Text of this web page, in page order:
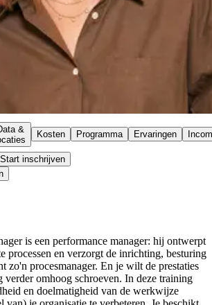
&
Kosten Programma Ervaringen
Start inschrijven
is een performance manager: hij ontwerpt
processen en verzorgt de inrichting, besturing
zo'n procesmanager. En je wilt de prestaties
verder omhoog schroeven. In deze training
en doelmatigheid van de werkwijze